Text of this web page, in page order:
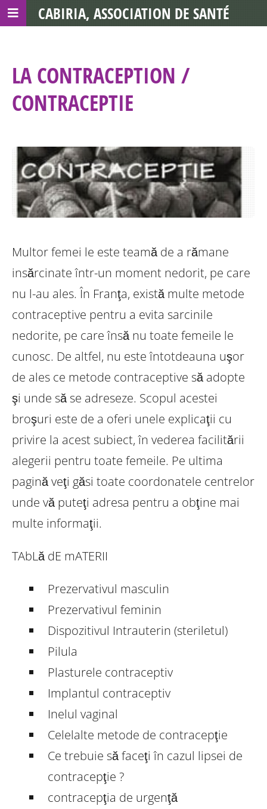
LA CONTRACEPTION /
CONTRACEPTIE
Multor femei le este teamă de a rămane
insărcinate într-un moment nedorit, pe care
nu l-au ales. În Franţa, există multe metode
contraceptive pentru a evita sarcinile
nedorite, pe care însă nu toate femeile le
cunosc. De altfel, nu este întotdeauna uşor
de ales ce metode contraceptive să adopte
şi unde să se adreseze. Scopul acestei
broşuri este de a oferi unele explicaţii cu
privire la acest subiect, în vederea facilitării
alegerii pentru toate femeile. Pe ultima
pagină veţi găsi toate coordonatele centrelor
unde vă puteţi adresa pentru a obţine mai
multe informaţii.
TAbLă dE mATERII
Prezervativul masculin
Prezervativul feminin
Dispozitivul Intrauterin (steriletul)
Pilula
Plasturele contraceptiv
Implantul contraceptiv
Inelul vaginal
Celelalte metode de contracepţie
Ce trebuie să faceţi în cazul lipsei de
contracepţie ?
contracepţia de urgenţă
CABIRIA, ASSOCIATION DE SANTÉ